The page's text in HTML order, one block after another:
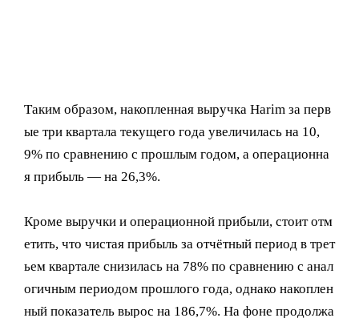
Таким образом, накопленная выручка Harim за перв
ые три квартала текущего года увеличилась на 10,
9% по сравнению с прошлым годом, а операционна
я прибыль — на 26,3%.
Кроме выручки и операционной прибыли, стоит отм
етить, что чистая прибыль за отчётный период в трет
ьем квартале снизилась на 78% по сравнению с анал
огичным периодом прошлого года, однако накоплен
ный показатель вырос на 186,7%. На фоне продолжа